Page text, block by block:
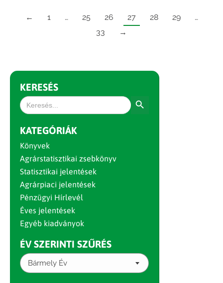
← 1 … 25 26 27 28 29
…
33
→
KERESÉS
Search
for:
KATEGÓRIÁK
Könyvek
Agrárstatisztikai zsebkönyv
Statisztikai jelentések
Agrárpiaci jelentések
Pénzügyi Hírlevél
Éves jelentések
Egyéb kiadványok
ÉV SZERINTI SZŰRÉS
Bármely Év